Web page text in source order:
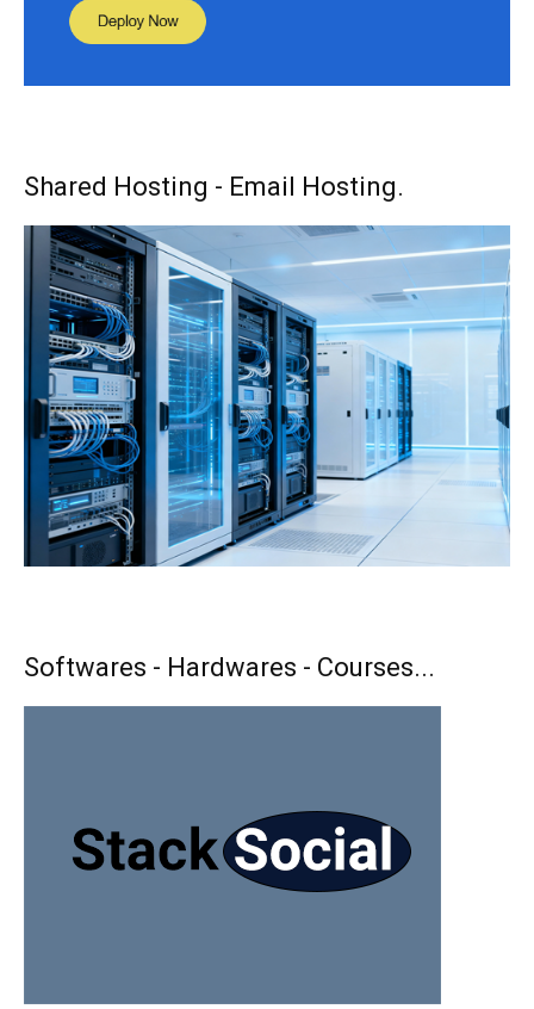
Shared Hosting - Email Hosting.
Softwares - Hardwares - Courses...